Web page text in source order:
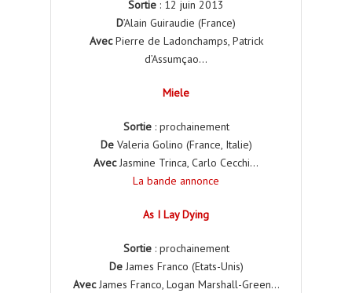
Sortie : 12 juin 2013
D’Alain Guiraudie (France)
AvecPierre de Ladonchamps, Patrick
d’Assumçao…
Miele
Sortie: prochainement
DeValeria Golino (France, Italie)
AvecJasmine Trinca, Carlo Cecchi…
La bande annonce
As I Lay Dying
Sortie: prochainement
DeJames Franco (Etats-Unis)
AvecJames Franco, Logan Marshall-Green…